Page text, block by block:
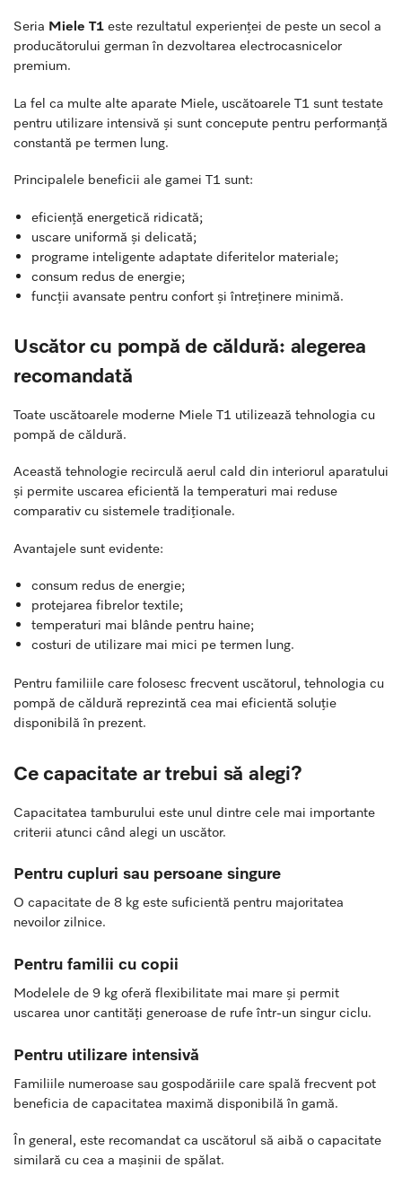
Seria Miele T1 este rezultatul experienței de peste un secol a
producătorului german în dezvoltarea electrocasnicelor
premium.
La fel ca multe alte aparate Miele, uscătoarele T1 sunt testate
pentru utilizare intensivă și sunt concepute pentru performanță
constantă pe termen lung.
Principalele beneficii ale gamei T1 sunt:
eficiență energetică ridicată;
uscare uniformă și delicată;
programe inteligente adaptate diferitelor materiale;
consum redus de energie;
funcții avansate pentru confort și întreținere minimă.
Uscător cu pompă de căldură: alegerea
recomandată
Toate uscătoarele moderne Miele T1 utilizează tehnologia cu
pompă de căldură.
Această tehnologie recirculă aerul cald din interiorul aparatului
și permite uscarea eficientă la temperaturi mai reduse
comparativ cu sistemele tradiționale.
Avantajele sunt evidente:
consum redus de energie;
protejarea fibrelor textile;
temperaturi mai blânde pentru haine;
costuri de utilizare mai mici pe termen lung.
Pentru familiile care folosesc frecvent uscătorul, tehnologia cu
pompă de căldură reprezintă cea mai eficientă soluție
disponibilă în prezent.
Ce capacitate ar trebui să alegi?
Capacitatea tamburului este unul dintre cele mai importante
criterii atunci când alegi un uscător.
Pentru cupluri sau persoane singure
O capacitate de 8 kg este suficientă pentru majoritatea
nevoilor zilnice.
Pentru familii cu copii
Modelele de 9 kg oferă flexibilitate mai mare și permit
uscarea unor cantități generoase de rufe într-un singur ciclu.
Pentru utilizare intensivă
Familiile numeroase sau gospodăriile care spală frecvent pot
beneficia de capacitatea maximă disponibilă în gamă.
În general, este recomandat ca uscătorul să aibă o capacitate
similară cu cea a mașinii de spălat.